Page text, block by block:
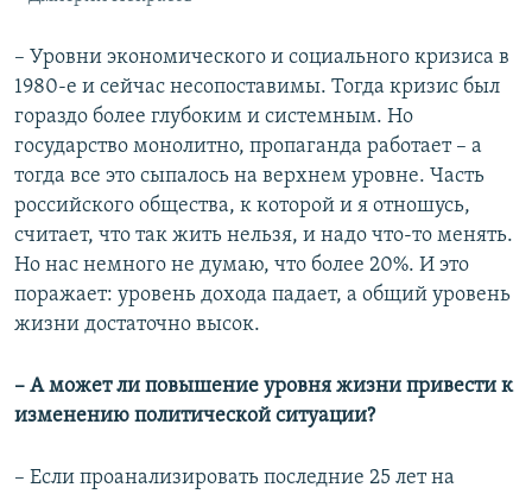
– Уровни экономического и социального кризиса в
1980-е и сейчас несопоставимы. Тогда кризис был
гораздо более глубоким и системным. Но
государство монолитно, пропаганда работает – а
тогда все это сыпалось на верхнем уровне. Часть
российского общества, к которой и я отношусь,
считает, что так жить нельзя, и надо что-то менять.
Но нас немного не думаю, что более 20%. И это
поражает: уровень дохода падает, а общий уровень
жизни достаточно высок.
– А может ли повышение уровня жизни привести к
изменению политической ситуации?
– Если проанализировать последние 25 лет на